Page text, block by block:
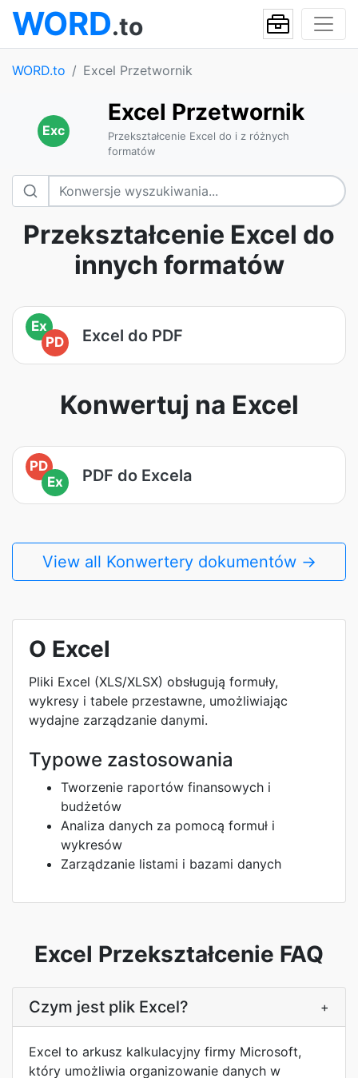
WORD.to
WORD.to Excel Przetwornik
Exc
Excel Przetwornik
Przekształcenie Excel do i z różnych
formatów
Przekształcenie Excel do
innych formatów
Ex
PD
Excel do PDF
Konwertuj na Excel
PD
Ex
PDF do Excela
View all Konwertery dokumentów →
O Excel
Pliki Excel (XLS/XLSX) obsługują formuły,
wykresy i tabele przestawne, umożliwiając
wydajne zarządzanie danymi.
Typowe zastosowania
Tworzenie raportów finansowych i
budżetów
Analiza danych za pomocą formuł i
wykresów
Zarządzanie listami i bazami danych
Excel Przekształcenie FAQ
Czym jest plik Excel? +
Excel to arkusz kalkulacyjny firmy Microsoft,
który umożliwia organizowanie danych w